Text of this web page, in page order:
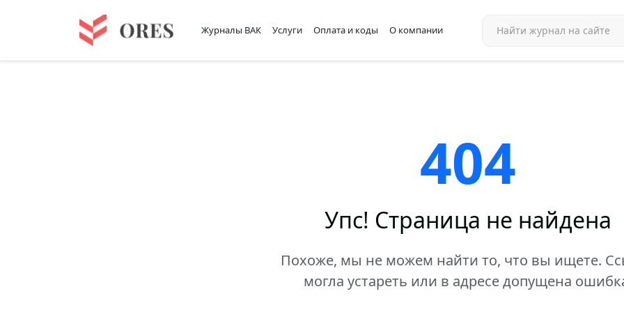
Журналы ВАК Услуги Оплата и коды О компании
404
Упс! Страница не найдена
Похоже, мы не можем найти то, что вы ищете.
могла устареть или в адресе допущена